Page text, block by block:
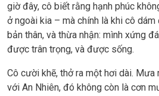
giờ đây, cô biết rằng hạnh phúc
ở ngoài kia – mà chính là khi cô
bản thân, và thừa nhận: mình xứng
được trân trọng, và được sống.
Cô cười khẽ, thở ra một hơi dài. Mưa
với An Nhiên, đó không còn là cơn